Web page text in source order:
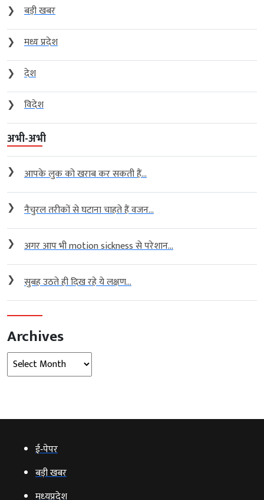
❯
बड़ी खबर
❯
मध्य प्रदेश
❯
देश
❯
विदेश
अभी-अभी
❯ आपके लुक को खराब कर सकती हैं...
❯ नैचुरल तरीकों से घटाना चाहते हैं वजन...
❯ अगर आप भी motion sickness से परेशान...
❯ सुबह उठते ही दिख रहे ये लक्षण...
Archives
Archives
ई‑पेपर
बड़ी खबर
मध्‍यप्रदेश